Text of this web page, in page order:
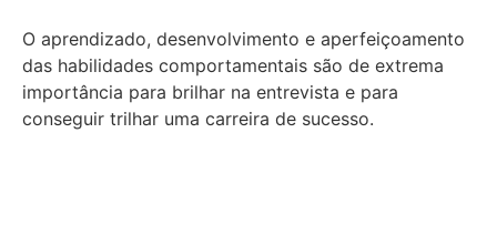
O aprendizado, desenvolvimento e aperfeiçoamento
das habilidades comportamentais são de extrema
importância para brilhar na entrevista e para
conseguir trilhar uma carreira de sucesso.